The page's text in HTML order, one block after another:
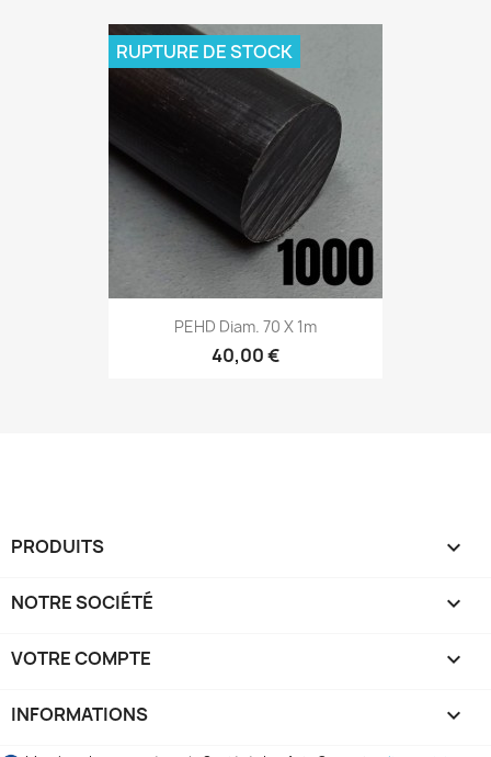
PEHD Diam. 70 X 1m
40,00 €
RUPTURE DE STOCK
PRODUITS 
NOTRE SOCIÉTÉ 
VOTRE COMPTE 
INFORMATIONS keyboard_arrow_down